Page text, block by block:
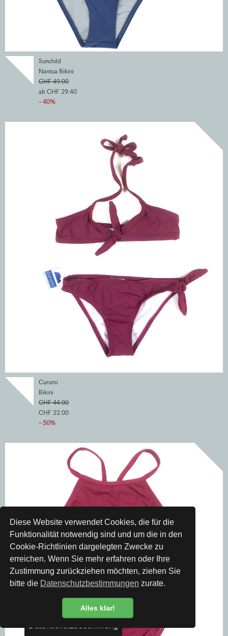
Diese Website verwendet Cookies, die für die
Funktionalität notwendig sind und um die in den
Cookie-Richtlinien dargelegten Zwecke zu
erreichen. Wenn Sie mehr erfahren oder Ihre
Zustimmung zurückziehen möchten, ziehen Sie
bitte die Datenschutzbestimmungen zurate.
Alles klar!
Sunchild
Nantua Bikini
CHF 49.00
ab CHF 29.40
- 40%
Curumi
Bikini
CHF 44.00
CHF 22.00
- 50%